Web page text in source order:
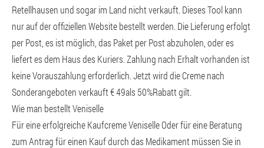
Retellhausen und sogar im Land nicht verkauft. Dieses Tool kann
nur auf der offiziellen Website bestellt werden. Die Lieferung erfolgt
per Post, es ist möglich, das Paket per Post abzuholen, oder es
liefert es dem Haus des Kuriers. Zahlung nach Erhalt vorhanden ist
keine Vorauszahlung erforderlich. Jetzt wird die Creme nach
Sonderangeboten verkauft € 49als 50%Rabatt gilt.
Wie man bestellt Veniselle
Für eine erfolgreiche Kaufcreme Veniselle Oder für eine Beratung
zum Antrag für einen Kauf durch das Medikament müssen Sie in